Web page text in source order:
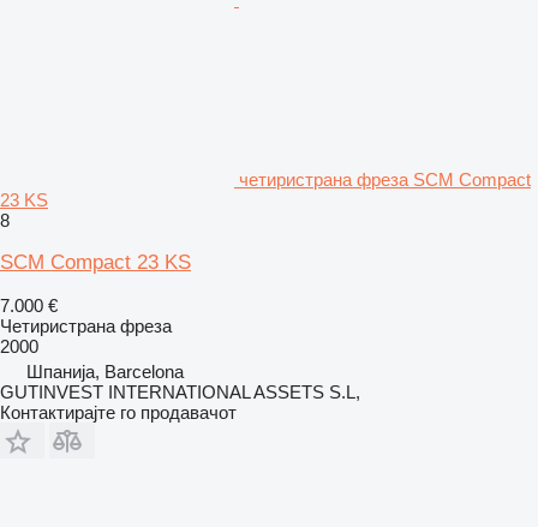
четиристрана фреза SCM Compact
23 KS
8
SCM Compact 23 KS
7.000 €
Четиристрана фреза
2000
Шпанија, Barcelona
GUTINVEST INTERNATIONAL ASSETS S.L,
Контактирајте го продавачот